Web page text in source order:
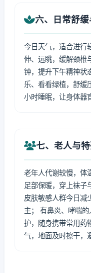
六、日常舒
今日天气，适合进行
伸、远眺，缓解颈椎
钟，提升下午精神状
乐、看看绿植，舒缓
小时睡眠，让身体器
七、老人与
老年人代谢较慢，体
足部保暖，穿上袜子
皮肤敏感人群今日减
主； 有鼻炎、哮喘
护，随身携带常用药
气，地面及时擦干，